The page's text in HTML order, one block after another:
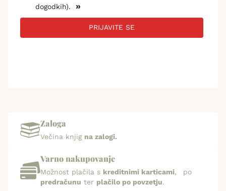
dogodkih).
»
PRIJAVITE SE
Zaloga
Večina knjig na zalogi.
Varno nakupovanje
Možnost plačila s kreditnimi karticami, po
predračunu ter plačilo po povzetju.